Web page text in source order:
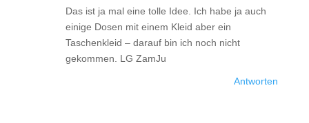
Das ist ja mal eine tolle Idee. Ich habe ja auch
einige Dosen mit einem Kleid aber ein
Taschenkleid – darauf bin ich noch nicht
gekommen. LG ZamJu
Antworten